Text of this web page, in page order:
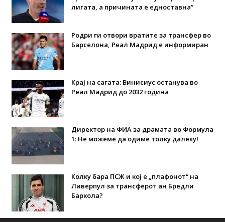
лигата, а причината е едноставна”
Родри ги отвори вратите за трансфер во
Барселона, Реал Мадрид е информиран
Крај на сагата: Винисиус останува во
Реал Мадрид до 2032 година
Директор на ФИА за драмата во Формула
1: Не можеме да одиме толку далеку!
Колку бара ПСЖ и кој е „плафонот“ на
Ливерпул за трансферот ан Бредли
Баркола?